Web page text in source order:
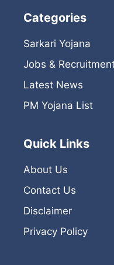
Categories
Sarkari Yojana
Jobs &
Latest News
PM Yojana List
Quick Links
About Us
Contact Us
Disclaimer
Privacy Policy